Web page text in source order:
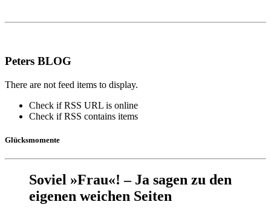
Peters BLOG
There are not feed items to display.
Check if RSS URL is online
Check if RSS contains items
Glücksmomente
Soviel »Frau«! – Ja sagen zu den
eigenen weichen Seiten